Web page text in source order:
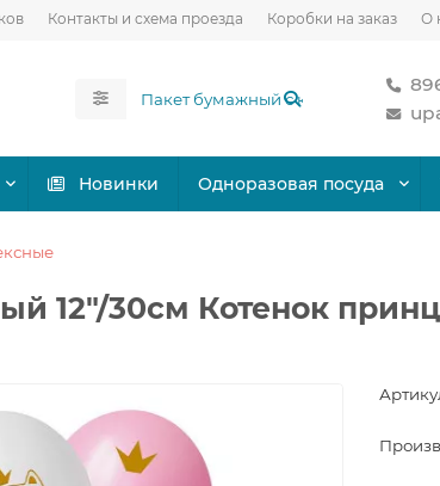
Контакты и схема проезда Коробки на заказ О
Новинки Одноразовая посуда
12"/30см Котенок